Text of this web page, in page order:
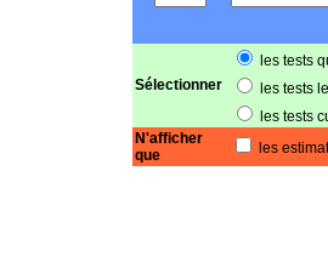
Sélectionner
les tests
les tests
les tests
N'afficher
que
les